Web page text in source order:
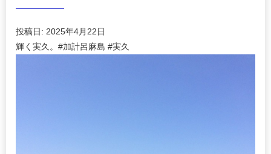
投稿日: 2025年4月22日
輝く実久。#加計呂麻島 #実久